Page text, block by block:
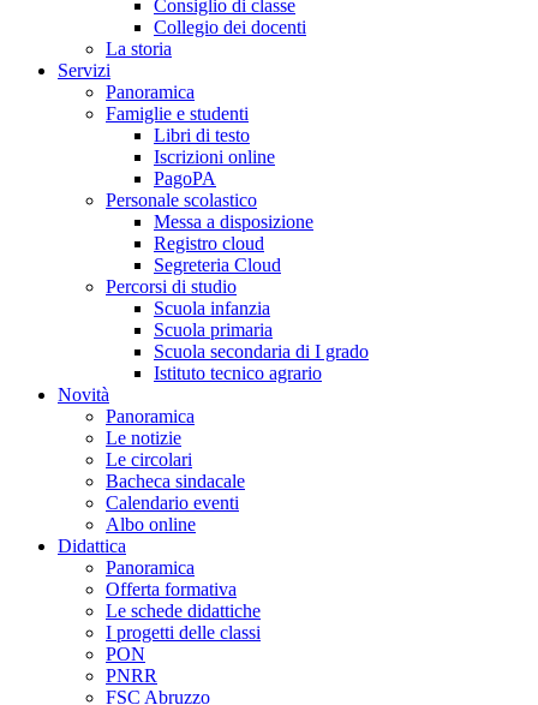
Consiglio di classe
Collegio dei docenti
La storia
Servizi
Panoramica
Famiglie e studenti
Libri di testo
Iscrizioni online
PagoPA
Personale scolastico
Messa a disposizione
Registro cloud
Segreteria Cloud
Percorsi di studio
Scuola infanzia
Scuola primaria
Scuola secondaria di I grado
Istituto tecnico agrario
Novità
Panoramica
Le notizie
Le circolari
Bacheca sindacale
Calendario eventi
Albo online
Didattica
Panoramica
Offerta formativa
Le schede didattiche
I progetti delle classi
PON
PNRR
FSC Abruzzo